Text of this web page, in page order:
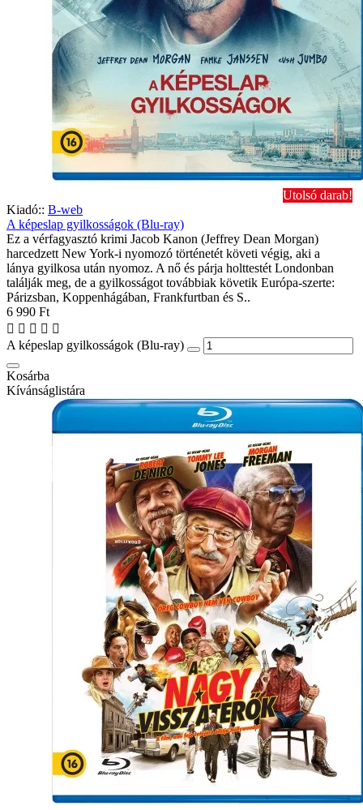
Utolsó darab!
Kiadó:: B-web
A képeslap gyilkosságok (Blu-ray)
Ez a vérfagyasztó krimi Jacob Kanon (Jeffrey Dean Morgan)
harcedzett New York-i nyomozó történetét követi végig, aki a
lánya gyilkosa után nyomoz. A nő és párja holttestét Londonban
találják meg, de a gyilkosságot továbbiak követik Európa-szerte:
Párizsban, Koppenhágában, Frankfurtban és S..
6 990 Ft
A képeslap gyilkosságok (Blu-ray)
Kosárba
Kívánságlistára